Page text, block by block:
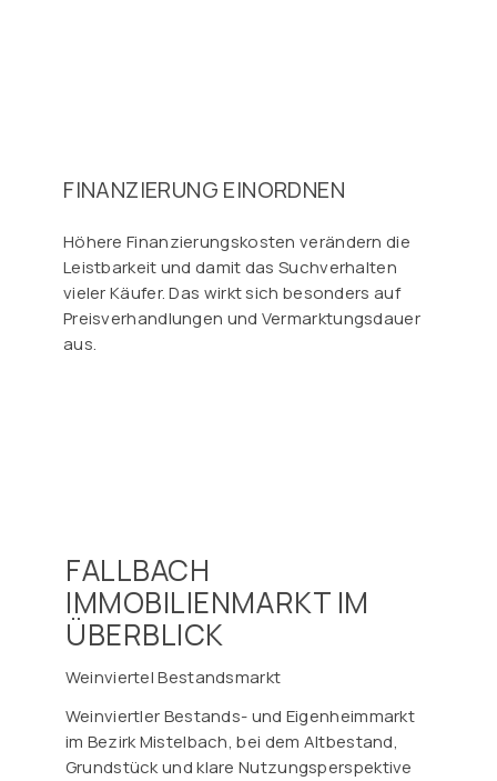
FINANZIERUNG EINORDNEN
Höhere Finanzierungskosten verändern die
Leistbarkeit und damit das Suchverhalten
vieler Käufer. Das wirkt sich besonders auf
Preisverhandlungen und Vermarktungsdauer
aus.
FALLBACH
IMMOBILIENMARKT IM
ÜBERBLICK
Weinviertel Bestandsmarkt
Weinviertler Bestands- und Eigenheimmarkt
im Bezirk Mistelbach, bei dem Altbestand,
Grundstück und klare Nutzungsperspektive